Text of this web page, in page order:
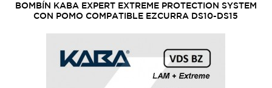
BOMBÍN KABA EXPERT EXTREME PROTECTION SYSTEM
CON POMO COMPATIBLE EZCURRA DS10-DS15